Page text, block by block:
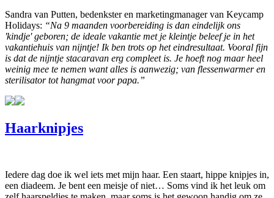
Sandra van Putten, bedenkster en marketingmanager van Keycamp
Holidays: “Na 9 maanden voorbereiding is dan eindelijk ons
'kindje' geboren; de ideale vakantie met je kleintje beleef je in het
vakantiehuis van nijntje! Ik ben trots op het eindresultaat. Vooral fijn
is dat de nijntje stacaravan erg compleet is. Je hoeft nog maar heel
weinig mee te nemen want alles is aanwezig; van flessenwarmer en
sterilisator tot hangmat voor papa.”
Haarknipjes
Iedere dag doe ik wel iets met mijn haar. Een staart, hippe knipjes in,
een diadeem. Je bent een meisje of niet… Soms vind ik het leuk om